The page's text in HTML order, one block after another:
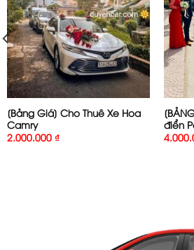
[Bảng Giá] Cho Thuê Xe Hoa
Camry
2.000.000 ₫
điển